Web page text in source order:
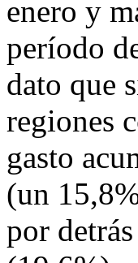
enero y
período
dato que
regiones
gasto
(un
por